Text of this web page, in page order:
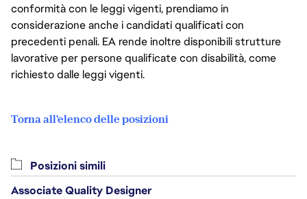
conformità con le leggi vigenti, prendiamo in
considerazione anche i candidati qualificati con
precedenti penali. EA rende inoltre disponibili strutture
lavorative per persone qualificate con disabilità, come
richiesto dalle leggi vigenti.
Torna all'elenco delle posizioni
Posizioni simili
Associate Quality Designer